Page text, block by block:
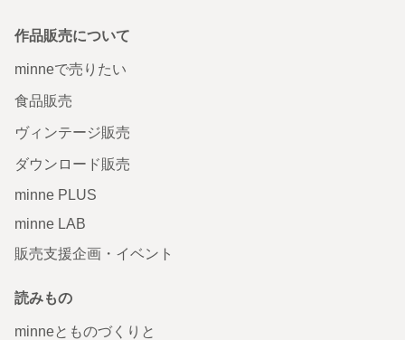
作品販売について
minneで売りたい
食品販売
ヴィンテージ販売
ダウンロード販売
minne PLUS
minne LAB
販売支援企画・イベント
読みもの
minneとものづくりと